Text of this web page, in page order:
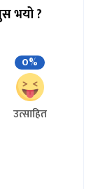
भयो ?
0%
उत्साहित